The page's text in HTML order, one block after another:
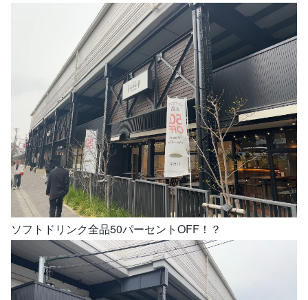
ソフトドリンク全品50パーセントOFF！？